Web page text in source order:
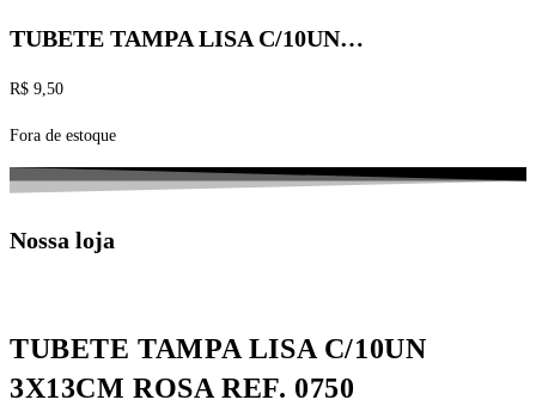
TUBETE TAMPA LISA C/10UN…
R$ 9,50
Fora de estoque
Nossa loja
TUBETE TAMPA LISA C/10UN
3X13CM ROSA REF. 0750